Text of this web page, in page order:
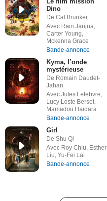
Dino
De Cal Brunker
Avec Rain Janjua,
Carter Young,
Mckenna Grace
Bande-annonce
Kyma, l’onde
mystérieuse
De Romain Daudet-
Jahan
Avec Jules Lefebvre,
Lucy Loste Berset,
Mamadou Haïdara
Bande-annonce
Girl
De Shu Qi
Avec Roy Chiu, Esther
Liu, Yu-Fei Lai
Bande-annonce